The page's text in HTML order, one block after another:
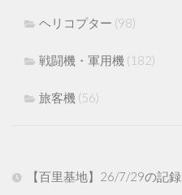
ヘリコプター (98)
戦闘機・軍用機 (182)
旅客機 (56)
【百里基地】26/7/29の記録